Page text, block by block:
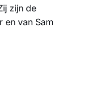
zijn de
en van Sam